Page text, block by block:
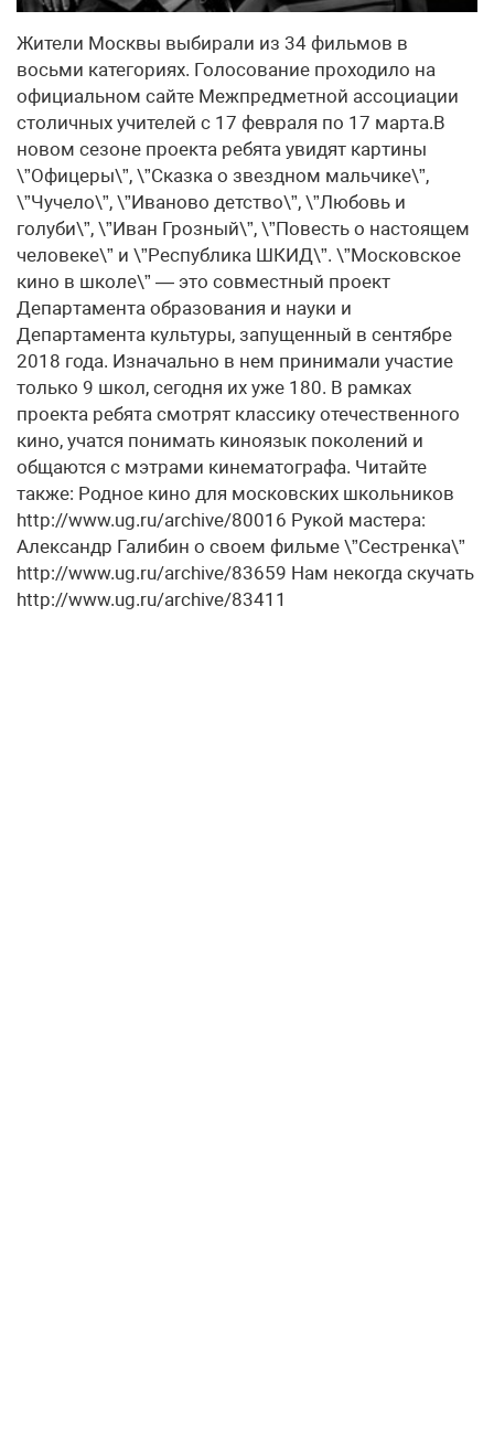
Жители Москвы выбирали из 34 фильмов в
восьми категориях. Голосование проходило на
официальном сайте Межпредметной ассоциации
столичных учителей с 17 февраля по 17 марта.В
новом сезоне проекта ребята увидят картины
\”Офицеры\”, \”Сказка о звездном мальчике\”,
\”Чучело\”, \”Иваново детство\”, \”Любовь и
голуби\”, \”Иван Грозный\”, \”Повесть о настоящем
человеке\” и \”Республика ШКИД\”. \”Московское
кино в школе\” — это совместный проект
Департамента образования и науки и
Департамента культуры, запущенный в сентябре
2018 года. Изначально в нем принимали участие
только 9 школ, сегодня их уже 180. В рамках
проекта ребята смотрят классику отечественного
кино, учатся понимать киноязык поколений и
общаются с мэтрами кинематографа. Читайте
также: Родное кино для московских школьников
http://www.ug.ru/archive/80016 Рукой мастера:
Александр Галибин о своем фильме \”Сестренка\”
http://www.ug.ru/archive/83659 Нам некогда скучать
http://www.ug.ru/archive/83411